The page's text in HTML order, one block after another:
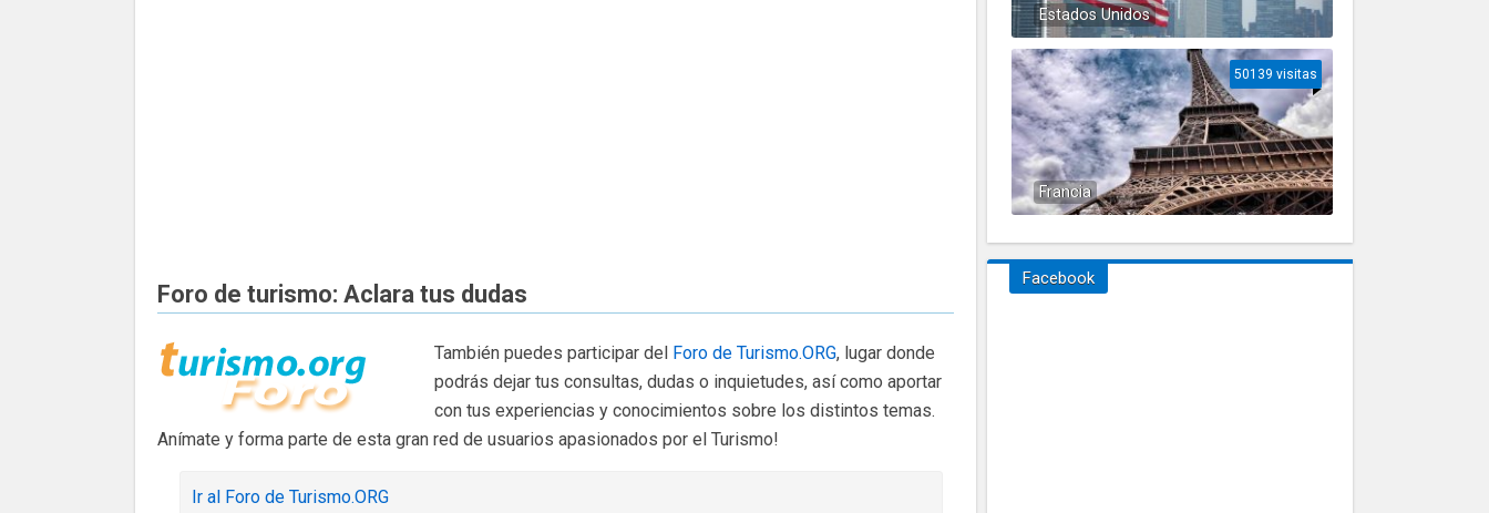
Foro de turismo: Aclara tus dudas
También puedes participar del Foro de Turismo.ORG, lugar donde
podrás dejar tus consultas, dudas o inquietudes, así como aportar
con tus experiencias y conocimientos sobre los distintos temas.
Anímate y forma parte de esta gran red de usuarios apasionados por el Turismo!
Ir al Foro de Turismo.ORG
Estados Unidos
Francia
50139 visitas
Facebook